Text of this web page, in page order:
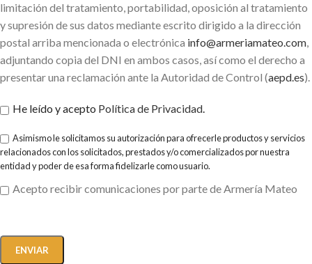
limitación del tratamiento, portabilidad, oposición al tratamiento
y supresión de sus datos mediante escrito dirigido a la dirección
postal arriba mencionada o electrónica info@armeriamateo.com,
adjuntando copia del DNI en ambos casos, así como el derecho a
presentar una reclamación ante la Autoridad de Control (aepd.es).
He leído y acepto Política de Privacidad.
Asimismo le solicitamos su autorización para ofrecerle productos y servicios
relacionados con los solicitados, prestados y/o comercializados por nuestra
entidad y poder de esa forma fidelizarle como usuario.
Acepto recibir comunicaciones por parte de Armería Mateo